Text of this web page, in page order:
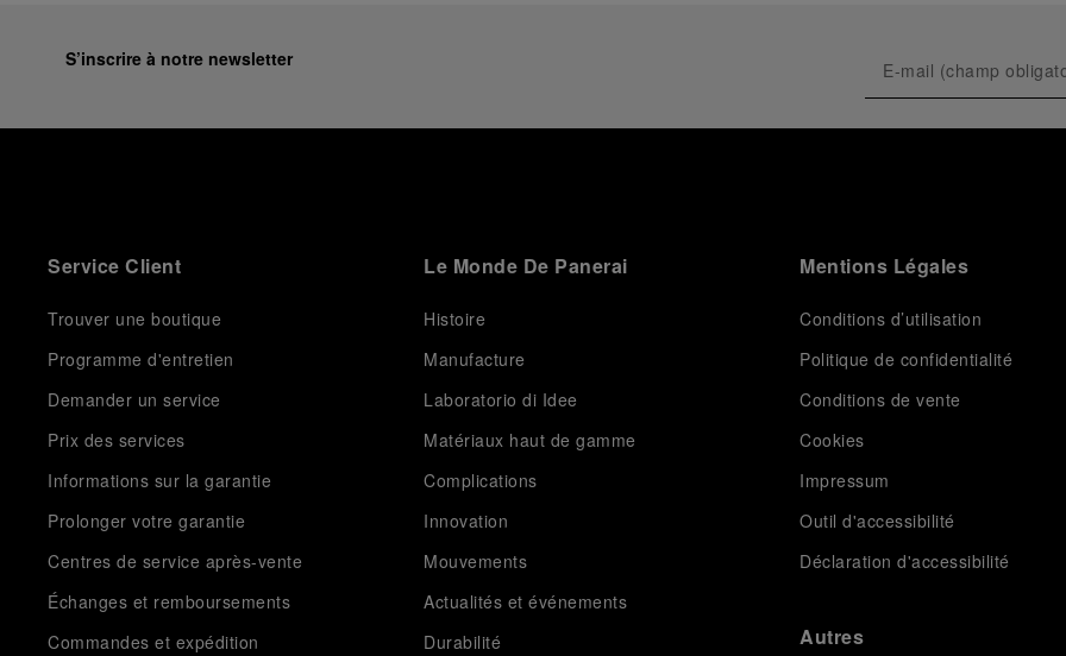
S’inscrire à notre newsletter
Service Client
Trouver une boutique
Programme d'entretien
Demander un service
Prix des services
Informations sur la garantie
Prolonger votre garantie
Centres de service après-vente
Échanges et remboursements
Commandes et expédition
Le Monde De Panerai
Histoire
Manufacture
Laboratorio di Idee
Matériaux haut de gamme
Complications
Innovation
Mouvements
Actualités et événements
Durabilité
Mentions Légales
Conditions d’utilisation
Politique de confidentialité
Conditions de vente
Cookies
Impressum
Outil d'accessibilité
Déclaration d'accessibilité
Autres